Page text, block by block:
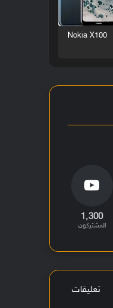
Nokia X100
1٬300
المشتركون
تعليقات